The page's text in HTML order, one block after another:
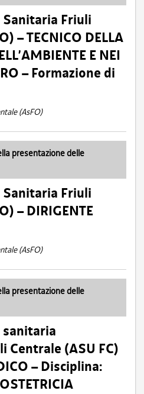
Sanitaria Friuli
– TECNICO DELLA
E NEI
– Formazione di
(AsFO)
presentazione delle
Sanitaria Friuli
– DIRIGENTE
(AsFO)
presentazione delle
sanitaria
Centrale (ASU FC)
– Disciplina: